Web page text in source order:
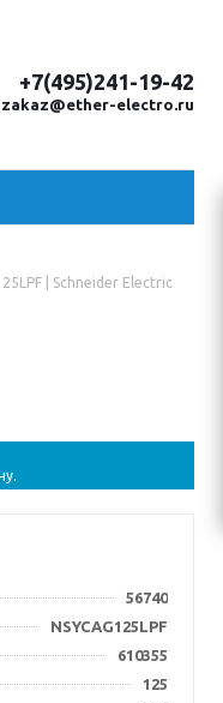
+7(495)241-19-42
zakaz@ether-electro.ru
| Schneider Electric
56740
NSYCAG125LPF
610355
125